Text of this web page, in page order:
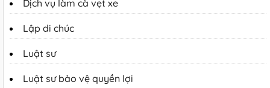
Dịch vụ làm cà vẹt xe
Lập di chúc
Luật sư
Luật sư bảo vệ quyền lợi